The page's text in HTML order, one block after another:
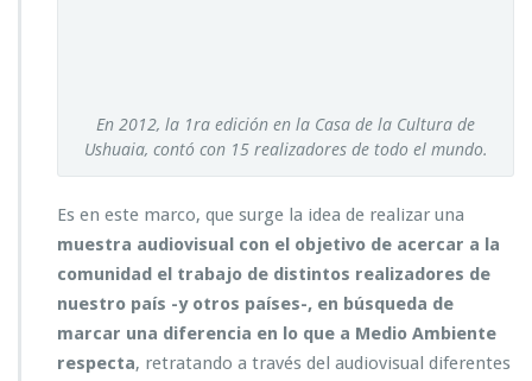
En 2012, la 1ra edición en la Casa de la Cultura de
Ushuaia, contó con 15 realizadores de todo el mundo.
Es en este marco, que surge la idea de realizar una
muestra audiovisual con el objetivo de acercar a la
comunidad el trabajo de distintos realizadores de
nuestro país -y otros países-, en búsqueda de
marcar una diferencia en lo que a Medio Ambiente
respecta, retratando a través del audiovisual diferentes